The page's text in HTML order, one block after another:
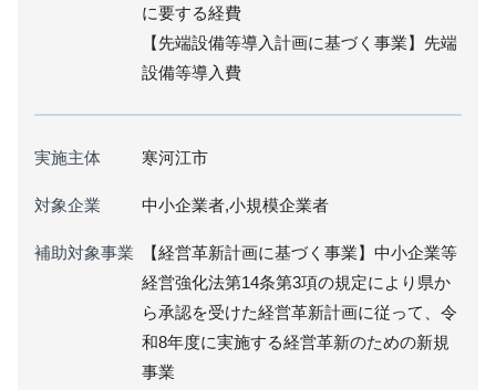
に要する経費
【先端設備等導入計画に基づく事業】先端
設備等導入費
実施主体 寒河江市
対象企業 中小企業者,小規模企業者
補助対象事業
【経営革新計画に基づく事業】中小企業等
経営強化法第14条第3項の規定により県か
ら承認を受けた経営革新計画に従って、令
和8年度に実施する経営革新のための新規
事業